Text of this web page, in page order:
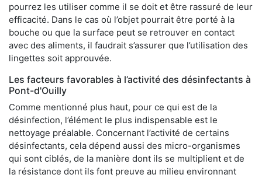
pourrez les utiliser comme il se doit et être rassuré de leur
efficacité. Dans le cas où l’objet pourrait être porté à la
bouche ou que la surface peut se retrouver en contact
avec des aliments, il faudrait s’assurer que l’utilisation des
lingettes soit approuvée.
Les facteurs favorables à l’activité des désinfectants à
Pont-d'Ouilly
Comme mentionné plus haut, pour ce qui est de la
désinfection, l’élément le plus indispensable est le
nettoyage préalable. Concernant l’activité de certains
désinfectants, cela dépend aussi des micro-organismes
qui sont ciblés, de la manière dont ils se multiplient et de
la résistance dont ils font preuve au milieu environnant